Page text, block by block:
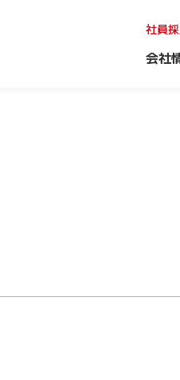
社員
会社